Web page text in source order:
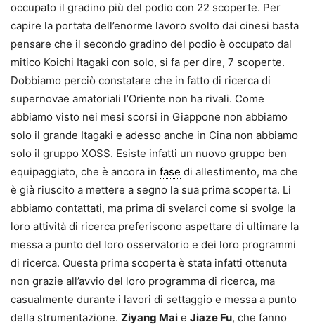
occupato il gradino più del podio con 22 scoperte. Per
capire la portata dell’enorme lavoro svolto dai cinesi basta
pensare che il secondo gradino del podio è occupato dal
mitico Koichi Itagaki con solo, si fa per dire, 7 scoperte.
Dobbiamo perciò constatare che in fatto di ricerca di
supernovae amatoriali l’Oriente non ha rivali. Come
abbiamo visto nei mesi scorsi in Giappone non abbiamo
solo il grande Itagaki e adesso anche in Cina non abbiamo
solo il gruppo XOSS. Esiste infatti un nuovo gruppo ben
equipaggiato, che è ancora in fase di allestimento, ma che
è già riuscito a mettere a segno la sua prima scoperta. Li
abbiamo contattati, ma prima di svelarci come si svolge la
loro attività di ricerca preferiscono aspettare di ultimare la
messa a punto del loro osservatorio e dei loro programmi
di ricerca. Questa prima scoperta è stata infatti ottenuta
non grazie all’avvio del loro programma di ricerca, ma
casualmente durante i lavori di settaggio e messa a punto
della strumentazione. Ziyang Mai e Jiaze Fu, che fanno